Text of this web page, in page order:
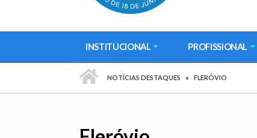
INSTITUCIONAL PROFISSIONAL
PÁGINA INICIAL
NOTÍCIAS DESTAQUES FLERÓVIO